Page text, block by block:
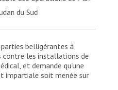
du Sud
belligérantes à
les installations de
et demande qu’une
impartiale soit menée sur